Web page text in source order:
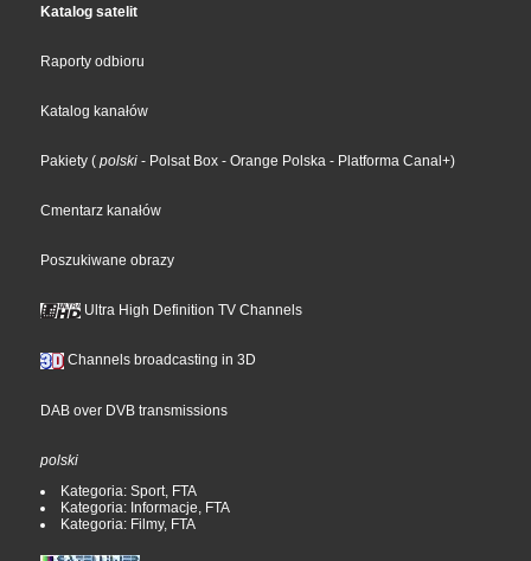
Katalog satelit
Raporty odbioru
Katalog kanałów
Pakiety ( polski - Polsat Box - Orange Polska - Platforma Canal+)
Cmentarz kanałów
Poszukiwane obrazy
Ultra High Definition TV Channels
Channels broadcasting in 3D
DAB over DVB transmissions
polski
Kategoria: Sport, FTA
Kategoria: Informacje, FTA
Kategoria: Filmy, FTA